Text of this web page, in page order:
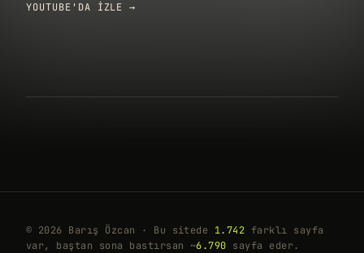
YOUTUBE'DA IZLE →
© 2026 Barış Özcan · Bu sitede 1.742 farklı sayfa
var, baştan sona bastırsan ~6.790 sayfa eder.